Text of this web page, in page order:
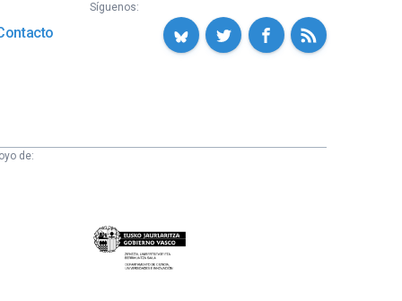
Síguenos:
de:
Eusko
Jaurlaritza